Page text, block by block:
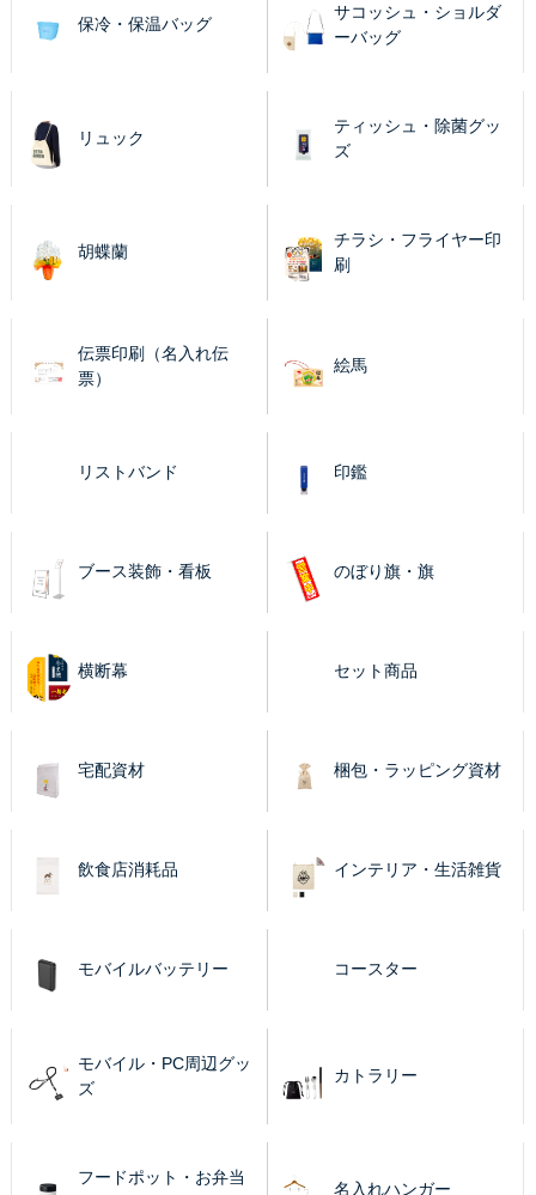
保冷・保温バッグ
サコッシュ・ショルダ
ーバッグ
リュック
ティッシュ・除菌グッ
ズ
胡蝶蘭
チラシ・フライヤー印
刷
伝票印刷（名入れ伝
票）
絵馬
リストバンド 印鑑
ブース装飾・看板 のぼり旗・旗
横断幕 セット商品
宅配資材 梱包・ラッピング資材
飲食店消耗品 インテリア・生活雑貨
モバイルバッテリー コースター
モバイル・PC周辺グッ
ズ
カトラリー
フードポット・お弁当
名入れハンガー